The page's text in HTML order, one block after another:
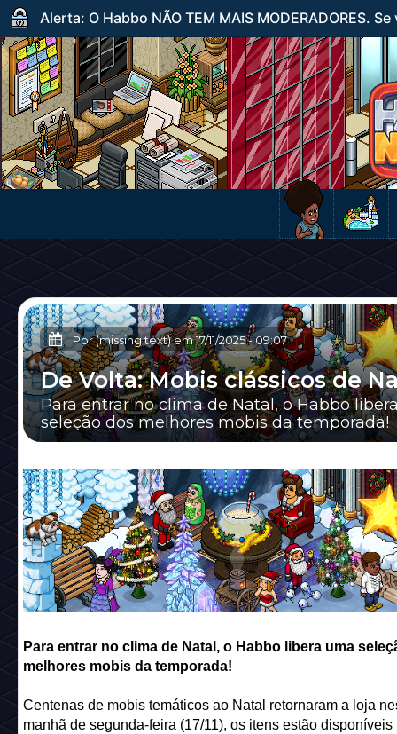
Alerta: O Habbo NÃO TEM MAIS MODERADORES.
Por (missing text) em17/11/2025-09:07
De Volta: Mobis clássicos de
Para entrar no clima de Natal, o Habbo
seleção dos melhores mobis da temporada!
Para entrar no clima de Natal, o Habbo libera uma
melhores mobis da temporada!
Centenas de mobis temáticos ao Natal retornaram a loja
manhã de segunda-feira (17/11), os itens estão disponíveis